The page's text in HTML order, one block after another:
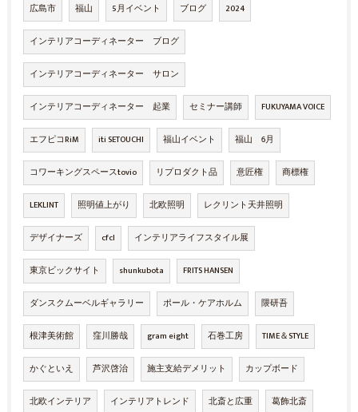
広島市 福山 5月イベント ブログ 2024
インテリアコーディネーター ブログ
インテリアコーディネーター サロン
インテリアコーディネーター 起業 セミナー講師 FUKUYAMA VOICE
エフピコRiM iti SETOUCHI 福山イベント 福山 6月
コワーキングスペースtovio リプロダクト品 意匠権 商標権
LEKLINT 照明値上がり 北欧照明 レクリント天井照明
デザイナーズ cfcl インテリアライフスタイル展
東京ビックサイト shunkubota FRITS HANSEN
ダンスクムーベルギャラリー ポール・ケアホルム 隈研吾
根津美術館 窪川勝哉 gram eight 石巻工房 TIME＆STYLE
かぐといえ 芦沢啓治 施主支給デメリット カップボード
北欧インテリア インテリアトレンド 北斎と広重 葛飾北斎